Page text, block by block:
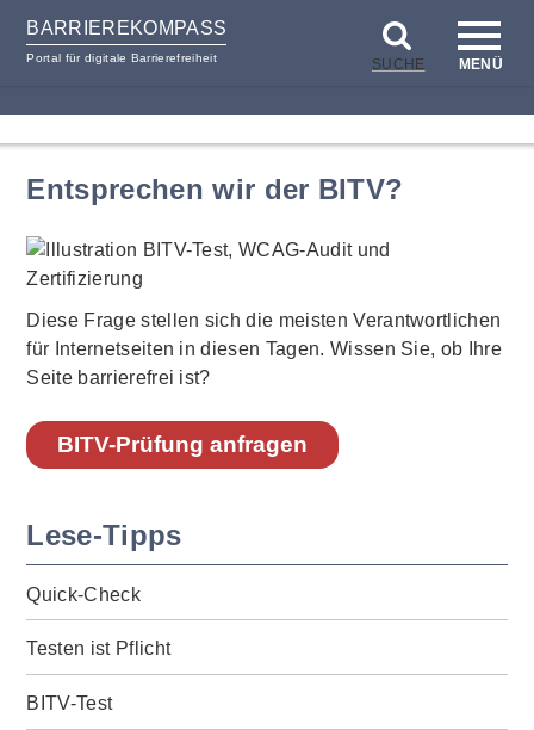
BARRIEREKOMPASS
Portal für digitale Barrierefreiheit SUCHE MENÜ
Entsprechen wir der BITV?
Diese Frage stellen sich die meisten Verantwortlichen
für Internetseiten in diesen Tagen. Wissen Sie, ob Ihre
Seite barrierefrei ist?
BITV-Prüfung anfragen
Lese-Tipps
Quick-Check
Testen ist Pflicht
BITV-Test